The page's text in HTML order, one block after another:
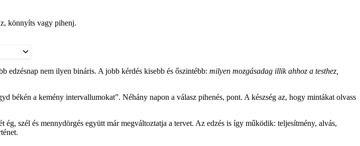
könnyíts vagy pihenj.
edzésnap nem ilyen bináris. A jobb kérdés kisebb és őszintébb: milyen mozgásadag illik ahhoz a testhez,
békén a kemény intervallumokat”. Néhány napon a válasz pihenés, pont. A készség az, hogy mintákat olvass
szél és mennydörgés együtt már megváltoztatja a tervet. Az edzés is így működik: teljesítmény, alvás,